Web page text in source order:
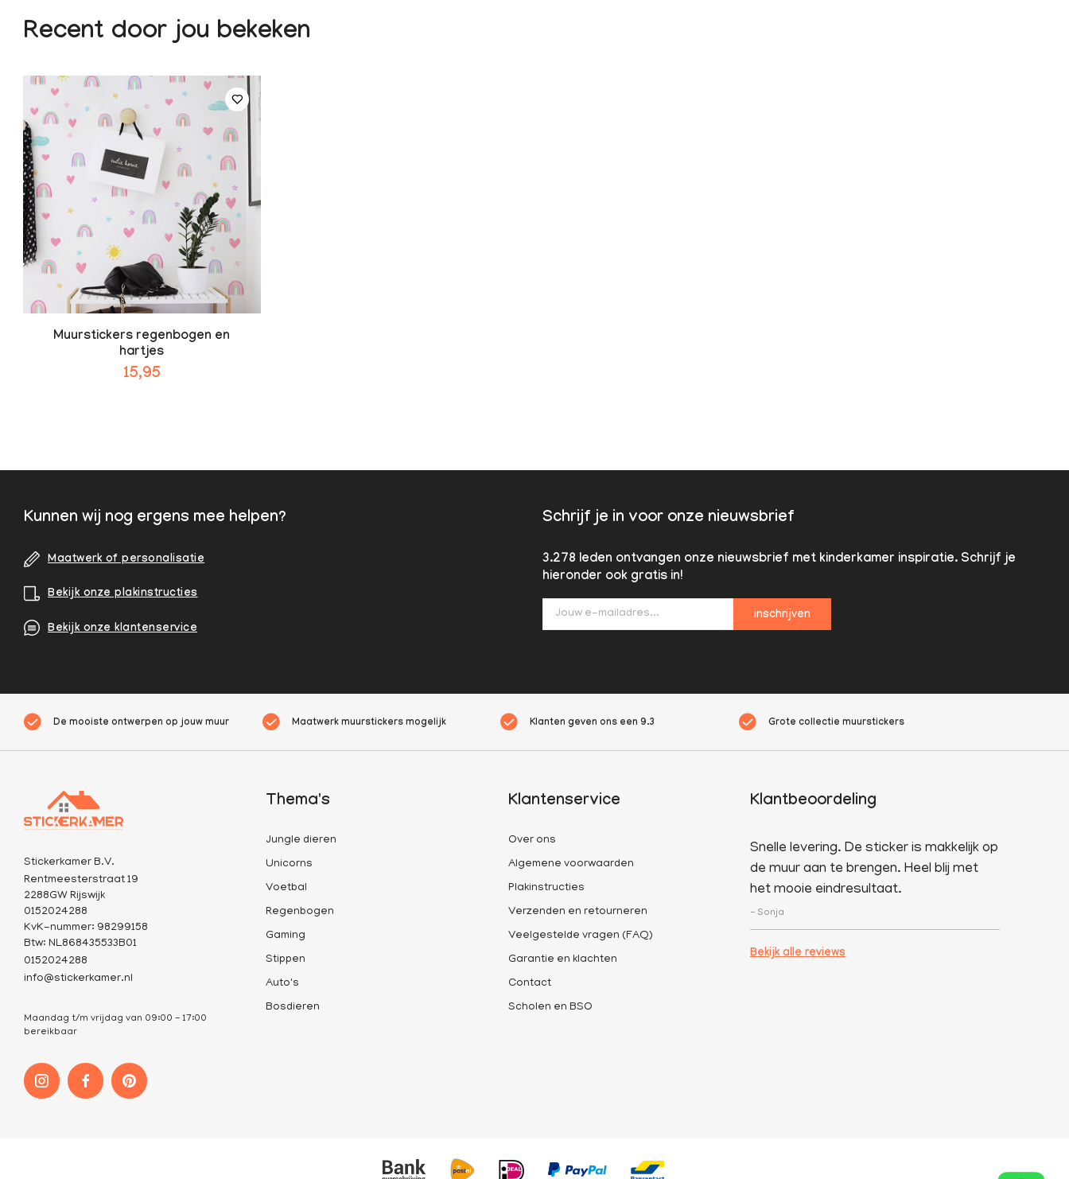
Recent door jou bekeken
Muurstickers regenbogen en
hartjes
15,95
Kunnen wij nog ergens mee helpen?
Maatwerk of personalisatie
Bekijk onze plakinstructies
Bekijk onze klantenservice
Schrijf je in voor onze nieuwsbrief
3.278 leden ontvangen onze nieuwsbrief met kinderkamer inspiratie. Schrijf je
hieronder ook gratis in!
inschrijven
De mooiste ontwerpen op jouw muur Maatwerk muurstickers mogelijk Klanten geven ons een9.3 Grote collectie muurstickers
Stickerkamer B.V.
Rentmeesterstraat 19
2288GW Rijswijk
0152024288
KvK-nummer: 98299158
Btw: NL868435533B01
0152024288
info@stickerkamer.nl
Maandag t/m vrijdag van 09:00 - 17:00
bereikbaar
Thema's
Jungle dieren
Unicorns
Voetbal
Regenbogen
Gaming
Stippen
Auto's
Bosdieren
Klantenservice
Over ons
Algemene voorwaarden
Plakinstructies
Verzenden en retourneren
Veelgestelde vragen (FAQ)
Garantie en klachten
Contact
Scholen en BSO
Klantbeoordeling
Snelle levering. De sticker is makkelijk op
de muur aan te brengen. Heel blij met
het mooie eindresultaat.
- Sonja
Bekijk alle reviews